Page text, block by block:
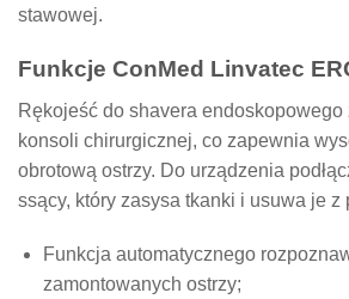
stawowej.
Funkcje ConMed Linvatec
Rękojeść do shavera endoskopowego
konsoli chirurgicznej, co zapewnia
obrotową ostrzy. Do urządzenia
ssący, który zasysa tkanki i usuwa je z
Funkcja automatycznego
zamontowanych ostrzy;